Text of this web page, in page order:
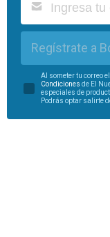
Regístrate a
Al someter tu correo
Condiciones de El
especiales de
Podrás optar salirte